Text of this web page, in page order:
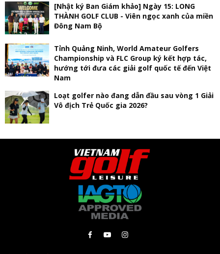
[Nhật ký Ban Giám khảo] Ngày 15: LONG
THÀNH GOLF CLUB - Viên ngọc xanh của miền
Đông Nam Bộ
Tỉnh Quảng Ninh, World Amateur Golfers
Championship và FLC Group ký kết hợp tác,
hướng tới đưa các giải golf quốc tế đến Việt
Nam
Loạt golfer nào đang dẫn đầu sau vòng 1 Giải
Vô địch Trẻ Quốc gia 2026?